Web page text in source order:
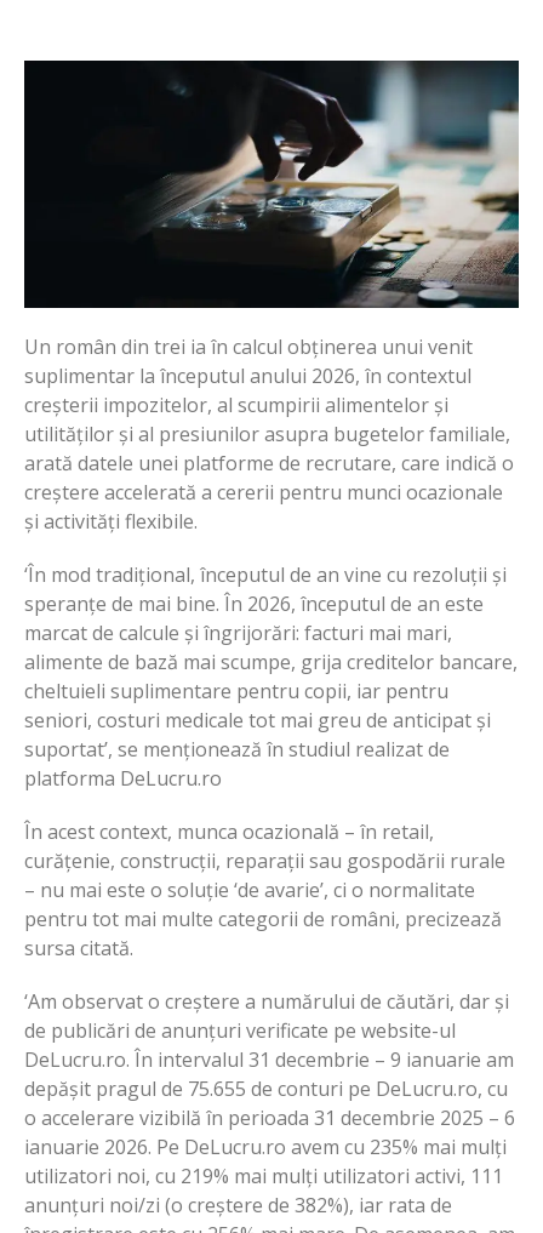
Un român din trei ia în calcul obținerea unui venit
suplimentar la începutul anului 2026, în contextul
creșterii impozitelor, al scumpirii alimentelor și
utilităților și al presiunilor asupra bugetelor familiale,
arată datele unei platforme de recrutare, care indică o
creștere accelerată a cererii pentru munci ocazionale
și activități flexibile.
‘În mod tradițional, începutul de an vine cu rezoluții și
speranțe de mai bine. În 2026, începutul de an este
marcat de calcule și îngrijorări: facturi mai mari,
alimente de bază mai scumpe, grija creditelor bancare,
cheltuieli suplimentare pentru copii, iar pentru
seniori, costuri medicale tot mai greu de anticipat și
suportat’, se menționează în studiul realizat de
platforma DeLucru.ro
În acest context, munca ocazională – în retail,
curățenie, construcții, reparații sau gospodării rurale
– nu mai este o soluție ‘de avarie’, ci o normalitate
pentru tot mai multe categorii de români, precizează
sursa citată.
‘Am observat o creștere a numărului de căutări, dar și
de publicări de anunțuri verificate pe website-ul
DeLucru.ro. În intervalul 31 decembrie – 9 ianuarie am
depășit pragul de 75.655 de conturi pe DeLucru.ro, cu
o accelerare vizibilă în perioada 31 decembrie 2025 – 6
ianuarie 2026. Pe DeLucru.ro avem cu 235% mai mulți
utilizatori noi, cu 219% mai mulți utilizatori activi, 111
anunțuri noi/zi (o creștere de 382%), iar rata de